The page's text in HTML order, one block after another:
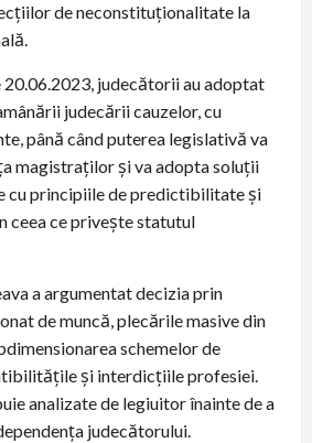
de neconstituționalitate la
20.06.2023, judecătorii au adoptat
judecării cauzelor, cu
până când puterea legislativă va
magistraților și va adopta soluții
cu principiile de predictibilitate și
ceea ce privește statutul
a argumentat decizia prin
de muncă, plecările masive din
schemelor de
și interdicțiile profesiei.
analizate de legiuitor înainte de a
judecătorului.